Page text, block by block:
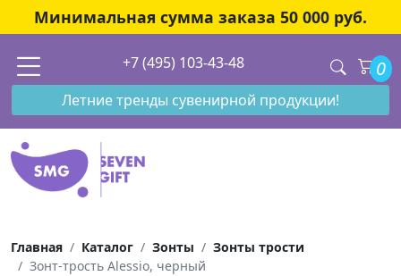
Минимальная сумма заказа 50 000 руб.
+7 (495) 103-43-48 0
Летние тренды сувенирной продукции!
Главная Каталог Зонты
Зонты трости
Зонт-трость Alessio, черный